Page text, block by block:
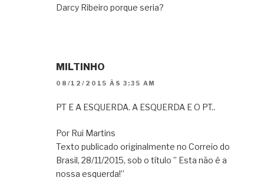
Darcy Ribeiro porque seria?
MILTINHO
08/12/2015 ÀS 3:35 AM
PT E A ESQUERDA. A ESQUERDA E O PT..
Por Rui Martins
Texto publicado originalmente no Correio do
Brasil, 28/11/2015, sob o título ” Esta não é a
nossa esquerda!”